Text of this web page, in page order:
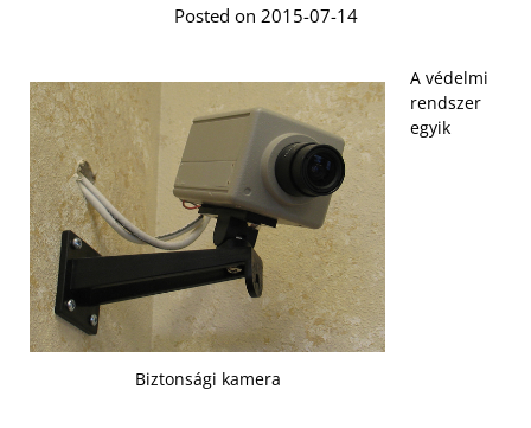
Posted on 2015-07-14
Biztonsági kamera
A védelmi
rendszer
egyik